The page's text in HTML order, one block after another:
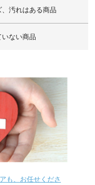
汚れはある商品
ない商品
も、お任せくださ